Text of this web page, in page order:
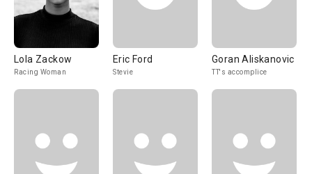
Lola Zackow
Racing Woman
Eric Ford
Stevie
Goran Aliskanovic
TT's accomplice